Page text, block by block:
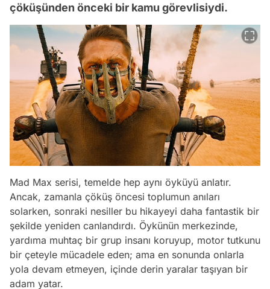
çöküşünden önceki bir kamu görevlisiydi.
Mad Max serisi, temelde hep aynı öyküyü anlatır.
Ancak, zamanla çöküş öncesi toplumun anıları
solarken, sonraki nesiller bu hikayeyi daha fantastik bir
şekilde yeniden canlandırdı. Öykünün merkezinde,
yardıma muhtaç bir grup insanı koruyup, motor tutkunu
bir çeteyle mücadele eden; ama en sonunda onlarla
yola devam etmeyen, içinde derin yaralar taşıyan bir
adam yatar.